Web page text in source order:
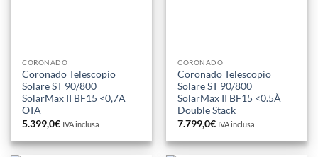
CORONADO
Coronado Telescopio
Solare ST 90/800
SolarMax II BF15 <0,7A
OTA
5.399,0€ IVA inclusa
CORONADO
Coronado Telescopio
Solare ST 90/800
SolarMax II BF15 <0.5Å
Double Stack
7.799,0€ IVA inclusa